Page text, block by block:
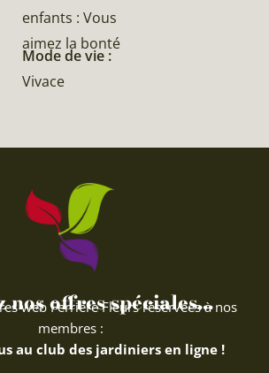
enfants : Vous
aimez la bonté
Mode de vie :
Vivace
nos offres spéciales...
web Ferriere Fleurs réservées à nos
membres :
au club des jardiniers en ligne !